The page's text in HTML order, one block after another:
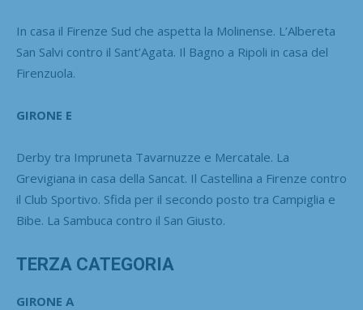
In casa il Firenze Sud che aspetta la Molinense. L’Albereta
San Salvi contro il Sant’Agata. Il Bagno a Ripoli in casa del
Firenzuola.
GIRONE E
Derby tra Impruneta Tavarnuzze e Mercatale. La
Grevigiana in casa della Sancat. Il Castellina a Firenze contro
il Club Sportivo. Sfida per il secondo posto tra Campiglia e
Bibe. La Sambuca contro il San Giusto.
TERZA CATEGORIA
GIRONE A